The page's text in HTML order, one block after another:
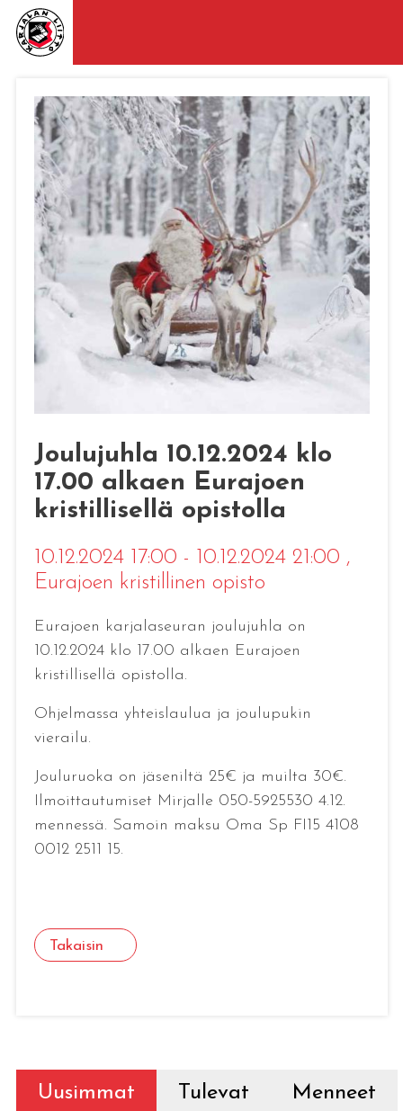
Joulujuhla 10.12.2024 klo
17.00 alkaen Eurajoen
kristillisellä opistolla
10.12.2024 17:00 - 10.12.2024 21:00 ,
Eurajoen kristillinen opisto
Eurajoen karjalaseuran joulujuhla on
10.12.2024 klo 17.00 alkaen Eurajoen
kristillisellä opistolla.
Ohjelmassa yhteislaulua ja joulupukin
vierailu.
Jouluruoka on jäseniltä 25€ ja muilta 30€.
Ilmoittautumiset Mirjalle 050-5925530 4.12.
mennessä. Samoin maksu Oma Sp FI15 4108
0012 2511 15.
Takaisin
Uusimmat Tulevat Menneet